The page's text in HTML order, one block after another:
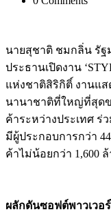
นายสุชาติ ชมกลิ่น รัฐ
ประธานเปิดงาน
แห่งชาติสิริกิติ์ งานแ
นานาชาติที่ใหญ่ที่สุดข
ค้าระหว่างประเทศ ร่
มีผู้ประกอบการกว่า
ค้าไม่น้อยกว่า 1,600
ผลักดันซอฟต์พาวเวอ